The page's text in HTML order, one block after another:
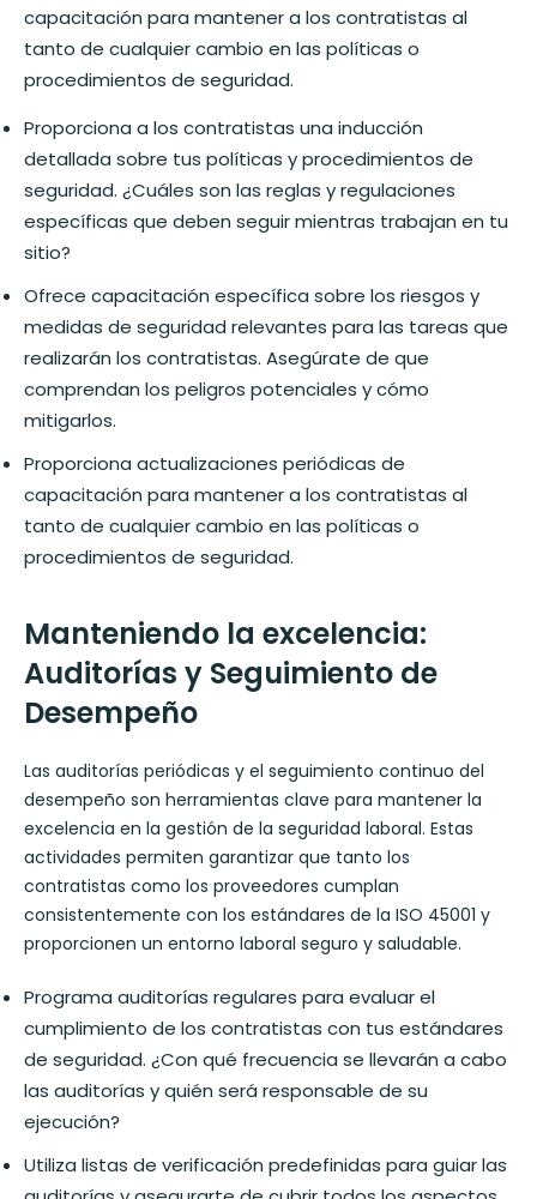
capacitación para mantener a los contratistas al
tanto de cualquier cambio en las políticas o
procedimientos de seguridad.
Proporciona a los contratistas una inducción
detallada sobre tus políticas y procedimientos de
seguridad. ¿Cuáles son las reglas y regulaciones
específicas que deben seguir mientras trabajan en tu
sitio?
Ofrece capacitación específica sobre los riesgos y
medidas de seguridad relevantes para las tareas que
realizarán los contratistas. Asegúrate de que
comprendan los peligros potenciales y cómo
mitigarlos.
Proporciona actualizaciones periódicas de
capacitación para mantener a los contratistas al
tanto de cualquier cambio en las políticas o
procedimientos de seguridad.
Manteniendo la excelencia:
Auditorías y Seguimiento de
Desempeño
Las auditorías periódicas y el seguimiento continuo del
desempeño son herramientas clave para mantener la
excelencia en la gestión de la seguridad laboral. Estas
actividades permiten garantizar que tanto los
contratistas como los proveedores cumplan
consistentemente con los estándares de la ISO 45001 y
proporcionen un entorno laboral seguro y saludable.
Programa auditorías regulares para evaluar el
cumplimiento de los contratistas con tus estándares
de seguridad. ¿Con qué frecuencia se llevarán a cabo
las auditorías y quién será responsable de su
ejecución?
Utiliza listas de verificación predefinidas para guiar las